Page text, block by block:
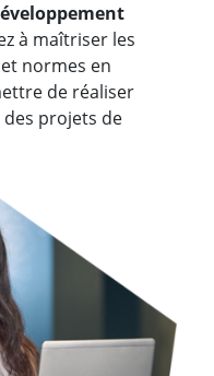
à maîtriser les
normes en
de réaliser
projets de